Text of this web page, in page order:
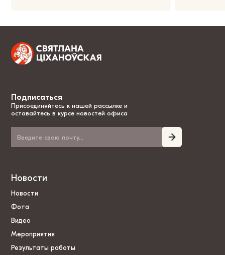
Подписаться
Присоединяйтесь к нашей рассылке и
оставайтесь в курсе новостей офиса
Новости
Новости
Фота
Видео
Мероприятия
Результаты работы